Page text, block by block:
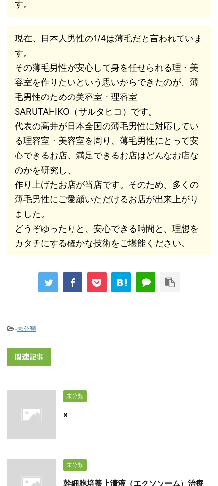
す。
現在、日本人男性の1/4は薄毛だと言われていま
す。
その薄毛男性が安心して身を任せられる理・美
容室を作りたいという思いからできたのが、薄
毛男性のための美容室・理容室
SARUTAHIKO（サルタヒコ）です。
代表の高井が日本全国の薄毛男性に対応してい
る理容室・美容室を周り、薄毛男性にとって安
心できるお店、満足できるお店はどんなお店な
のかを研究し、
作り上げたお店が当店です。そのため、多くの
薄毛男性にご愛顧いただけるお店が出来上がり
ました。
どうぞゆったりと、安心できる時間と、理想を
カタチにする確かな技術をご堪能ください。
-未分類
関連記事
未分類
x
未分類
幹細胞培養上清液（エクソソーム）治療